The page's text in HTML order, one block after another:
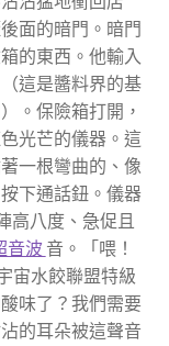
面的暗門。暗門
的東西。他輸入
這是醬料界的基
。保險箱打開，
光芒的儀器。這
一根彎曲的、像
下通話鈕。儀器
八度、急促且
音波 音。「喂！
宙水餃聯盟特級
味了？我們需要
的耳朵被這聲音